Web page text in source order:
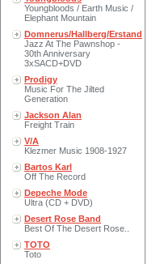
Youngbloods / Earth Music /
Elephant Mountain
Domnerus/Hallberg/Erstand
Jazz At The Pawnshop -
30th Anniversary
3xSACD+DVD
Prodigy
Music For The Jilted
Generation
Jackson Alan
Freight Train
V/A
Klezmer Music 1908-1927
Bartos Karl
Off The Record
Depeche Mode
Ultra (CD + DVD)
Desert Rose Band
Best Of The Desert Rose..
TOTO
Toto